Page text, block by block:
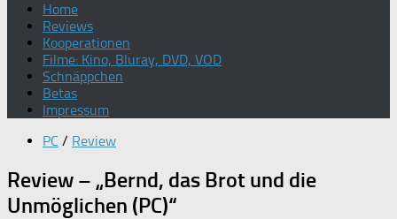
Home
Reviews
Kooperationen
Filme: Kino, Bluray, DVD, VOD
Schnäppchen
Betas
Impressum
PC / Review
Review – „Bernd, das Brot und die
Unmöglichen (PC)“